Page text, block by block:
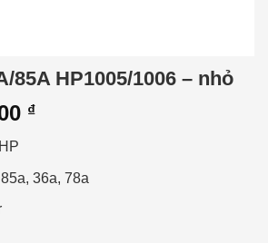
85A HP1005/1006 – nhỏ
₫
HP
36a, 78a